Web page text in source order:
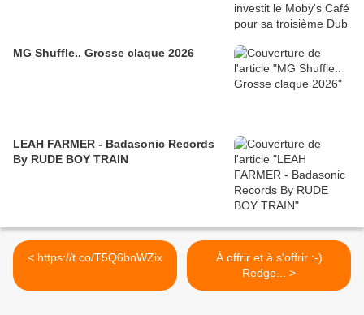
MG Shuffle.. Grosse claque 2026
LEAH FARMER - Badasonic Records
By RUDE BOY TRAIN
< https://t.co/T5Q6bnWZix
À offrir et à s'offrir :-)
Redge... >